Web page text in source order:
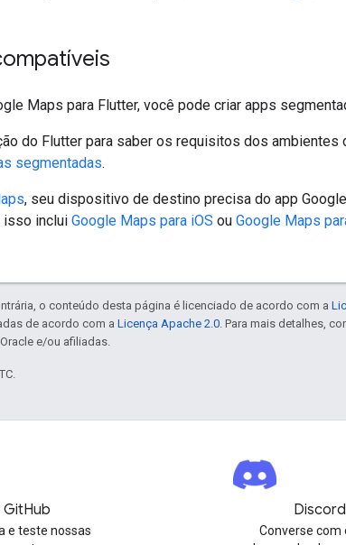
Maps para Flutter, você pode criar apps
do Flutter para saber os requisitos dos
segmentadas.
, seu dispositivo de destino precisa do app
inclui Google Maps para iOS ou Google Maps
o conteúdo desta página é licenciado de acordo com a
de acordo com a Licença Apache 2.0. Para mais detalhes,
e/ou afiliadas.
GitHub
e teste nossas
Discord
Converse com